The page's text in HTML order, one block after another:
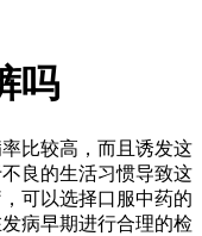
吗
比较高，而且诱发这
良的生活习惯导致这
可以选择口服中药的
病早期进行合理的检